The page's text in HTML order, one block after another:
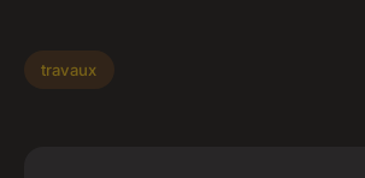
travaux